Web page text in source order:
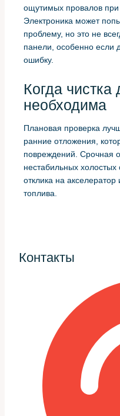
ощутимых провалов при
Электроника может
проблему, но это не
панели, особенно если
ошибку.
Когда чистка
необходима
Плановая проверка
ранние отложения,
повреждений. Срочная
нестабильных
отклика на
топлива.
диагностику. Но даже
узла и сопутствующих
материалы
Для корректной работы
воротков, тонкие
дроссельных заслонок,
необходимости, новые
смесь, рассчитанная
агрессивные
Контакты